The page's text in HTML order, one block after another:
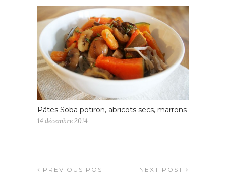
Pâtes Soba potiron, abricots secs, marrons
14 décembre 2014
PREVIOUS POST NEXT POST